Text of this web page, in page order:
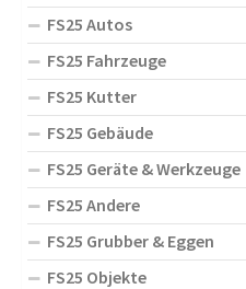
FS25 Autos
FS25 Fahrzeuge
FS25 Kutter
FS25 Gebäude
FS25 Geräte & Werkzeuge
FS25 Andere
FS25 Grubber & Eggen
FS25 Objekte